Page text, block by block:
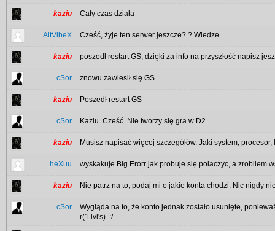
kaziu Cały czas działa
AltVibeX Cześć, żyje ten serwer jeszcze? ? Wiedze
kaziu poszedł restart GS, dzięki za info na przyszłość napisz
cSor znowu zawiesił się GS
kaziu Poszedł restart GS
cSor Kaziu. Cześć. Nie tworzy się gra w D2.
kaziu Musisz napisać więcej szczegółów. Jaki system,
heXuu wyskakuje Big Erorr jak probuje się polaczyc, a zrobilem
kaziu Nie patrz na to, podaj mi o jakie konta chodzi. Nic nigdy
cSor
Wygląda na to, że konto jednak zostało usunięte,
r(1 lvl's). :/